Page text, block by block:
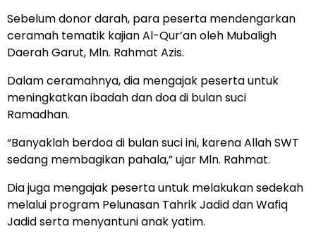
Sebelum donor darah, para peserta mendengarkan
ceramah tematik kajian Al-Qur’an oleh Mubaligh
Daerah Garut, Mln. Rahmat Azis.
Dalam ceramahnya, dia mengajak peserta untuk
meningkatkan ibadah dan doa di bulan suci
Ramadhan.
“Banyaklah berdoa di bulan suci ini, karena Allah SWT
sedang membagikan pahala,” ujar Mln. Rahmat.
Dia juga mengajak peserta untuk melakukan sedekah
melalui program Pelunasan Tahrik Jadid dan Wafiq
Jadid serta menyantuni anak yatim.